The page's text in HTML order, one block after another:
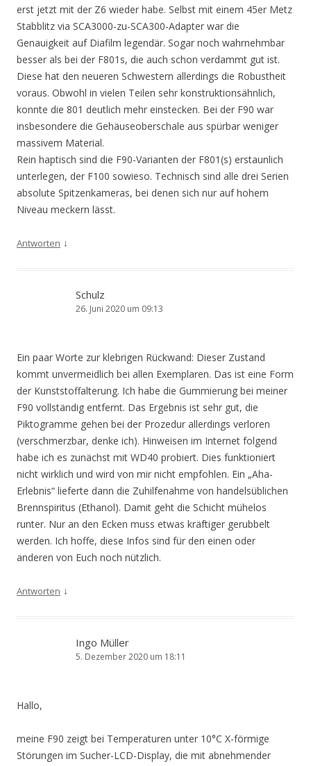
erst jetzt mit der Z6 wieder habe. Selbst mit einem 45er Metz
Stabblitz via SCA3000-zu-SCA300-Adapter war die
Genauigkeit auf Diafilm legendär. Sogar noch wahrnehmbar
besser als bei der F801s, die auch schon verdammt gut ist.
Diese hat den neueren Schwestern allerdings die Robustheit
voraus. Obwohl in vielen Teilen sehr konstruktionsähnlich,
konnte die 801 deutlich mehr einstecken. Bei der F90 war
insbesondere die Gehäuseoberschale aus spürbar weniger
massivem Material.
Rein haptisch sind die F90-Varianten der F801(s) erstaunlich
unterlegen, der F100 sowieso. Technisch sind alle drei Serien
absolute Spitzenkameras, bei denen sich nur auf hohem
Niveau meckern lässt.
Antworten ↓
Schulz
26. Juni 2020 um 09:13
Ein paar Worte zur klebrigen Rückwand: Dieser Zustand
kommt unvermeidlich bei allen Exemplaren. Das ist eine Form
der Kunststoffalterung. Ich habe die Gummierung bei meiner
F90 vollständig entfernt. Das Ergebnis ist sehr gut, die
Piktogramme gehen bei der Prozedur allerdings verloren
(verschmerzbar, denke ich). Hinweisen im Internet folgend
habe ich es zunächst mit WD40 probiert. Dies funktioniert
nicht wirklich und wird von mir nicht empfohlen. Ein „Aha-
Erlebnis“ lieferte dann die Zuhilfenahme von handelsüblichen
Brennspiritus (Ethanol). Damit geht die Schicht mühelos
runter. Nur an den Ecken muss etwas kräftiger gerubbelt
werden. Ich hoffe, diese Infos sind für den einen oder
anderen von Euch noch nützlich.
Antworten ↓
Ingo Müller
5. Dezember 2020 um 18:11
Hallo,
meine F90 zeigt bei Temperaturen unter 10°C X-förmige
Störungen im Sucher-LCD-Display, die mit abnehmender